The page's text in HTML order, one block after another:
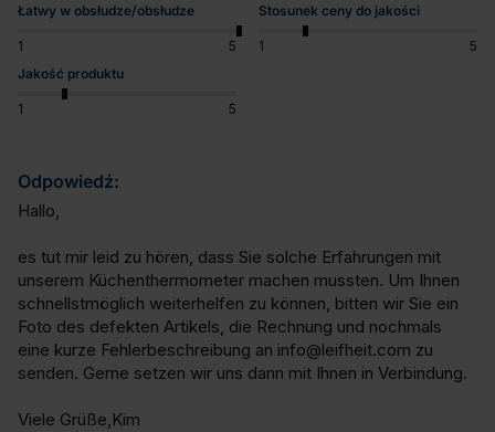
Łatwy w obsłudze/obsłudze
1 5
Stosunek ceny do jakości
1
5
Jakość produktu
1 5
Odpowiedź:
Hallo,
es tut mir leid zu hören, dass Sie solche Erfahrungen mit
unserem Küchenthermometer machen mussten. Um Ihnen
schnellstmöglich weiterhelfen zu können, bitten wir Sie ein
Foto des defekten Artikels, die Rechnung und nochmals
eine kurze Fehlerbeschreibung an info@leifheit.com zu
senden. Gerne setzen wir uns dann mit Ihnen in Verbindung.
Viele Grüße,Kim